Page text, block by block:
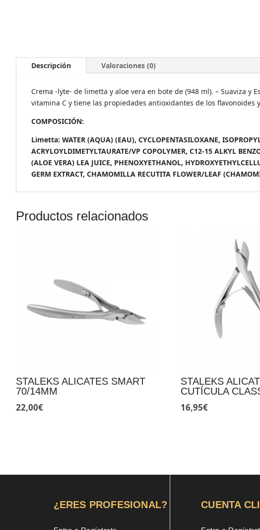
Descripción Valoraciones (0)
Crema -lyte- de limetta y aloe vera en bote de (948 ml). – Suaviza
vitamina C y tiene las propiedades antioxidantes de los
COMPOSICIÓN:
Limetta: WATER (AQUA) (EAU), CYCLOPENTASILOXANE,
ACRYLOYLDIMETYLTAURATE/VP COPOLYMER, C12-15 ALKYL
(ALOE VERA) LEA JUICE, PHENOXYETHANOL,
GERM EXTRACT, CHAMOMILLA RECUTITA FLOWER/LEAF
Productos relacionados
STALEKS ALICATES SMART
70/14MM
22,00€
STALEKS
CUTÍCULA
16,95€
¿ERES PROFESIONAL? CUENTA